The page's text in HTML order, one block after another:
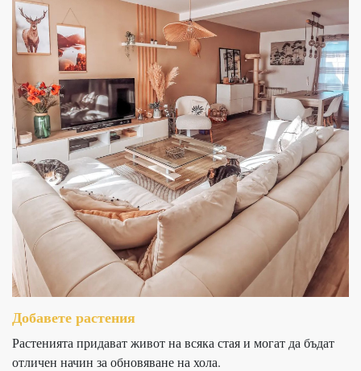
Добавете растения
Растенията придават живот на всяка стая и могат да бъдат
отличен начин за обновяване на хола.